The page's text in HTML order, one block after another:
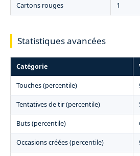
Cartons rouges 1
Statistiques avancées
Catégorie
Touches (percentile)
Tentatives de tir (percentile)
Buts (percentile)
Occasions créées (percentile)